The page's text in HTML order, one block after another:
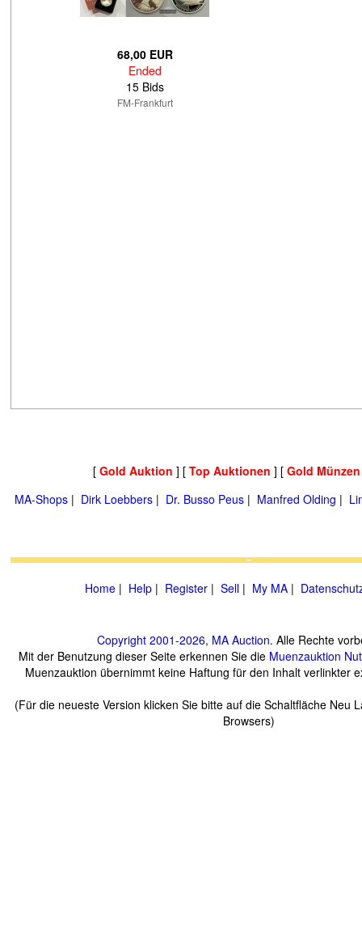
68,00 EUR
Ended
15 Bids
FM-Frankfurt
[ Gold Auktion ] [ Top Auktionen ] [ Gold
MA-Shops | Dirk Loebbers | Dr. Busso Peus | Manfred Olding |
Home | Help | Register | Sell | My MA |
Copyright 2001-2026, MA Auction. Alle Rechte
Mit der Benutzung dieser Seite erkennen Sie die Muenzauktion
Muenzauktion übernimmt keine Haftung für den Inhalt verlinkter
(Für die neueste Version klicken Sie bitte auf die Schaltfläche Neu
Browsers)